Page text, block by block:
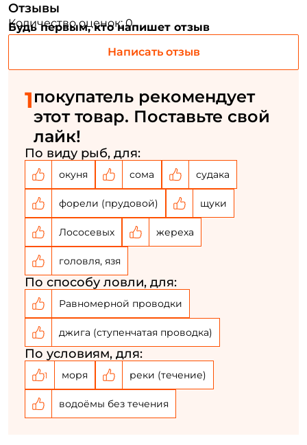
Отзывы
Количество оценок: 0
Будь первым, кто напишет отзыв
Написать отзыв
1покупатель рекомендует
этот товар. Поставьте свой
лайк!
По виду рыб, для:
окуня сома судака
форели (прудовой) щуки
Лососевых жереха
головля, язя
По способу ловли, для:
Равномерной проводки
джига (ступенчатая проводка)
По условиям, для:
1 моря реки (течение)
водоёмы без течения
ФИО: *
Email: *
Номер телефона: *
Придумайте пароль: *
Повторите пароль: *
Заполняя данную форму вы соглашаетесь на обработку
персональных данных
Создать аккаунт
У меня уже есть аккаунт